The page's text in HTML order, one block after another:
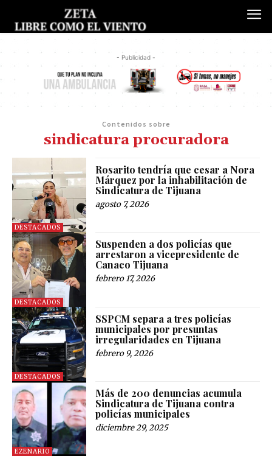
- Publicidad -
Contenidos sobre
sindicatura procuradora
DESTACADOS
Rosarito tendría que cesar a Nora
Márquez por la inhabilitación de
Sindicatura de Tijuana
agosto 7, 2026
DESTACADOS
Suspenden a dos policías que
arrestaron a vicepresidente de
Canaco Tijuana
febrero 17, 2026
DESTACADOS
SSPCM separa a tres policías
municipales por presuntas
irregularidades en Tijuana
febrero 9, 2026
EZENARIO
Más de 200 denuncias acumula
Sindicatura de Tijuana contra
policías municipales
diciembre 29, 2025